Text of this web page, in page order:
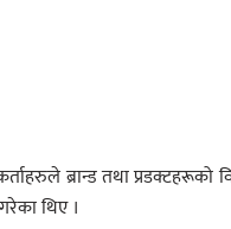
ब्रान्ड तथा प्रडक्टहरूको
थिए ।